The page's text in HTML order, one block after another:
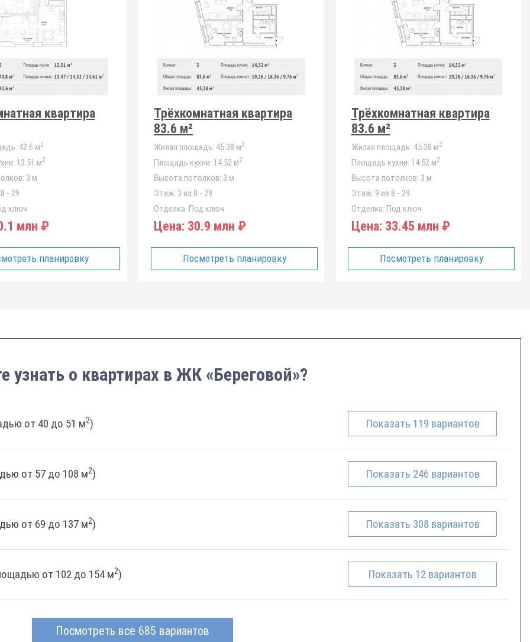
квартира
42.6 м2
13.51 м2
3 м
- 29
ключ
млн ₽
планировку
Трёхкомнатная квартира
83.6 м²
Жилая площадь: 45.38 м2
Площадь кухни: 14.52 м2
Высота потолков: 3 м
Этаж: 3 из 8 - 29
Отделка: Под ключ
Цена: 30.9 млн ₽
Посмотреть планировку
Трёхкомнатная квартира
83.6 м²
Жилая площадь: 45.38 м2
Площадь кухни: 14.52 м2
Высота потолков: 3 м
Этаж: 9 из 8 - 29
Отделка: Под ключ
Цена: 33.45 млн ₽
Посмотреть планировку
узнать о квартирах в ЖК «Береговой»?
от 40 до 51 м2) Показать 119 вариантов
от 57 до 108 м2) Показать 246 вариантов
от 69 до 137 м2) Показать 308 вариантов
от 102 до 154 м2) Показать 12 вариантов
Посмотреть все 685 вариантов